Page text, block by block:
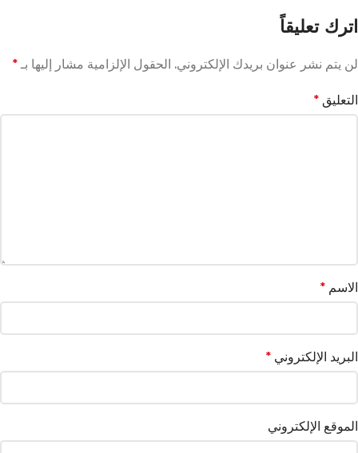
اترك تعليقاً
لن يتم نشر عنوان بريدك الإلكتروني. الحقول الإلزامية مشار إليها بـ *
التعليق *
الاسم *
البريد الإلكتروني *
الموقع الإلكتروني